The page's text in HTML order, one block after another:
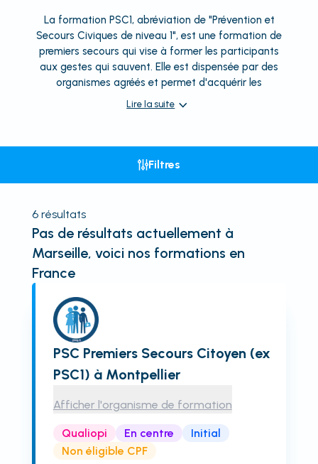
La formation PSC1, abréviation de "Prévention et
Secours Civiques de niveau 1", est une formation de
premiers secours qui vise à former les participants
aux gestes qui sauvent. Elle est dispensée par des
organismes agréés et permet d'acquérir les
Lire la suite
Filtres
6résultats
Pas de résultats actuellement à
Marseille, voici nos formations en
France
PSC Premiers Secours Citoyen (ex
PSC1) à Montpellier
Afficher l'organisme de formation
Qualiopi En centre
Initial
Non éligible CPF